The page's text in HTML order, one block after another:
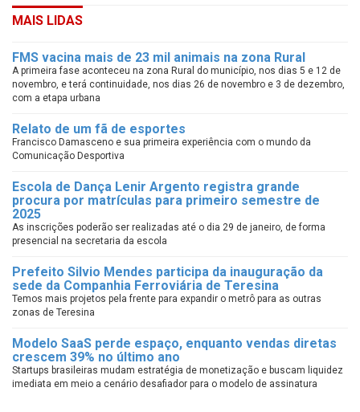
MAIS LIDAS
FMS vacina mais de 23 mil animais na zona Rural
A primeira fase aconteceu na zona Rural do município, nos dias 5 e 12 de
novembro, e terá continuidade, nos dias 26 de novembro e 3 de dezembro,
com a etapa urbana
Relato de um fã de esportes
Francisco Damasceno e sua primeira experiência com o mundo da
Comunicação Desportiva
Escola de Dança Lenir Argento registra grande
procura por matrículas para primeiro semestre de
2025
As inscrições poderão ser realizadas até o dia 29 de janeiro, de forma
presencial na secretaria da escola
Prefeito Silvio Mendes participa da inauguração da
sede da Companhia Ferroviária de Teresina
Temos mais projetos pela frente para expandir o metrô para as outras
zonas de Teresina
Modelo SaaS perde espaço, enquanto vendas diretas
crescem 39% no último ano
Startups brasileiras mudam estratégia de monetização e buscam liquidez
imediata em meio a cenário desafiador para o modelo de assinatura